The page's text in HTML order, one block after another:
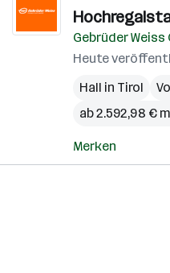
Gebrüder Weiss
Heute
Hall in Tirol
ab 2.592,98 €
Merken